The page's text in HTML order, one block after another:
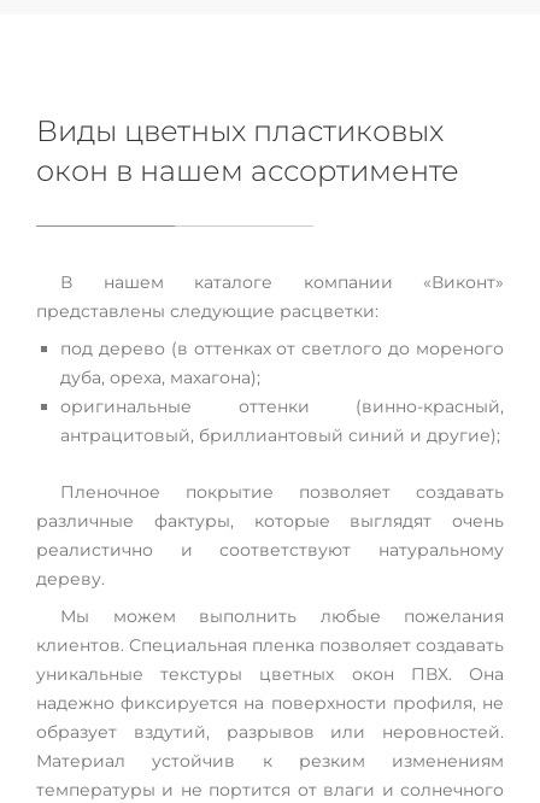
Виды цветных пластиковых
окон в нашем ассортименте
В нашем каталоге компании «Виконт»
представлены следующие расцветки:
под дерево (в оттенках от светлого до мореного
дуба, ореха, махагона);
оригинальные оттенки (винно-красный,
антрацитовый, бриллиантовый синий и другие);
Пленочное покрытие позволяет создавать
различные фактуры, которые выглядят очень
реалистично и соответствуют натуральному
дереву.
Мы можем выполнить любые пожелания
клиентов. Специальная пленка позволяет создавать
уникальные текстуры цветных окон ПВХ. Она
надежно фиксируется на поверхности профиля, не
образует вздутий, разрывов или неровностей.
Материал устойчив к резким изменениям
температуры и не портится от влаги и солнечного